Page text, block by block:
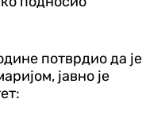
потврдио да је
јавно је